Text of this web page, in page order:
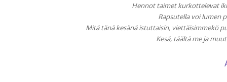
Hennot taimet kurkottelevat
Rapsutella voi lumen
Mitä tänä kesänä istuttaisin, viettäisimmekö
Kesä, täältä me ja